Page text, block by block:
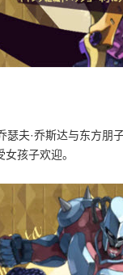
夫·乔斯达与东方朋
孩子欢迎。